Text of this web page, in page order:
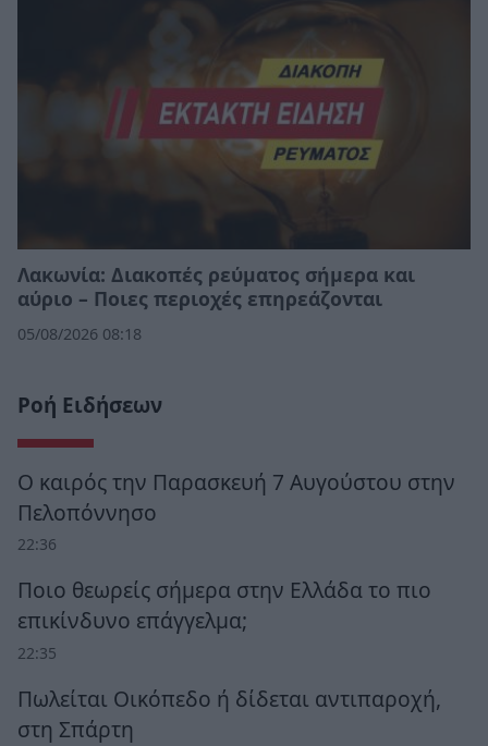
Λακωνία: Διακοπές ρεύματος σήμερα και
αύριο – Ποιες περιοχές επηρεάζονται
05/08/2026 08:18
Ροή Ειδήσεων
Ο καιρός την Παρασκευή 7 Αυγούστου στην
Πελοπόννησο
22:36
Ποιο θεωρείς σήμερα στην Ελλάδα το πιο
επικίνδυνο επάγγελμα;
22:35
Πωλείται Οικόπεδο ή δίδεται αντιπαροχή,
στη Σπάρτη